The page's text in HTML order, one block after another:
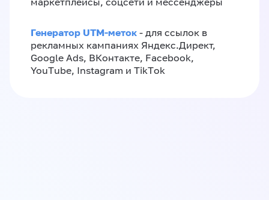
Генератор UTM-меток - для ссылок в
рекламных кампаниях Яндекс.Директ,
Google Ads, ВКонтакте, Facebook,
YouTube, Instagram и TikTok